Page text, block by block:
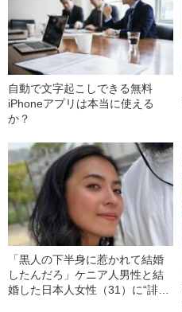
自動で文字起こしできる無料
iPhoneアプリは本当に使える
か？
「黒人の下半身に惹かれて結婚
したんだろ」ケニア人男性と結
婚した日本人女性（31）に“誹謗